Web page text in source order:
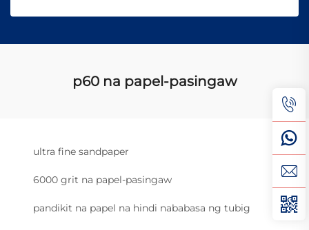
p60 na papel-pasingaw
ultra fine sandpaper
6000 grit na papel-pasingaw
pandikit na papel na hindi nababasa ng tubig